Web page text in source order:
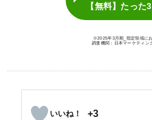
【無料】たった
※2025年3月期_指定領域に
調査機関：日本マーケティン
+3